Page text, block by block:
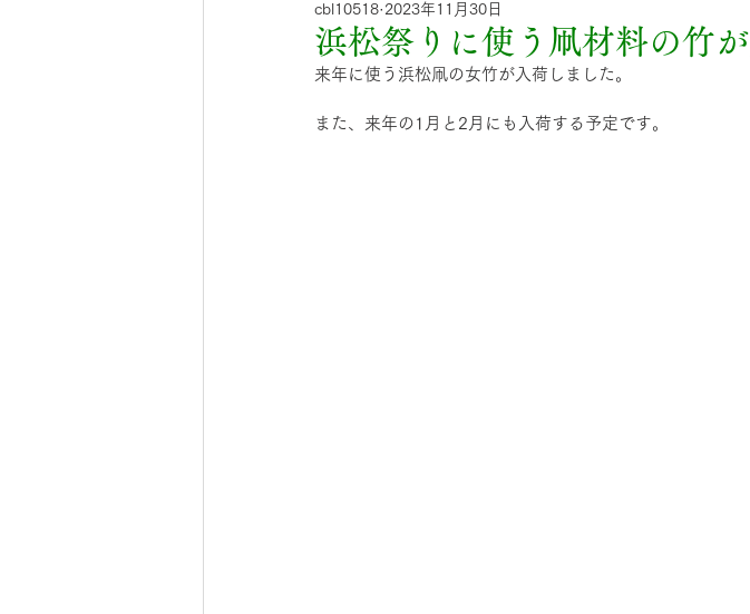
青竹入荷のお知らせ 門松
浜松祭りに使う凧材料の竹が
cbl10518 2023年11月30日
来年に使う浜松凧の女竹が入荷しました。
また、来年の1月と2月にも入荷する予定です。